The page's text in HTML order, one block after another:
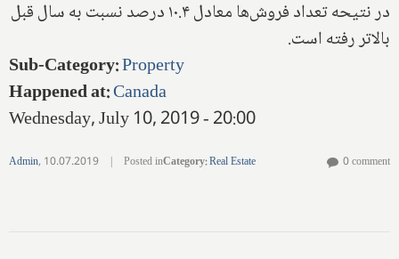
در نتیحه تعداد فروش‌ها معادل ۱۰.۴ درصد نسبت به سال قبل
بالاتر رفته است.
Sub-Category:Property
Happened at:Canada
Wednesday, July 10, 2019 - 20:00
Admin, 10.07.2019 | Posted inCategory:Real Estate 0 comment